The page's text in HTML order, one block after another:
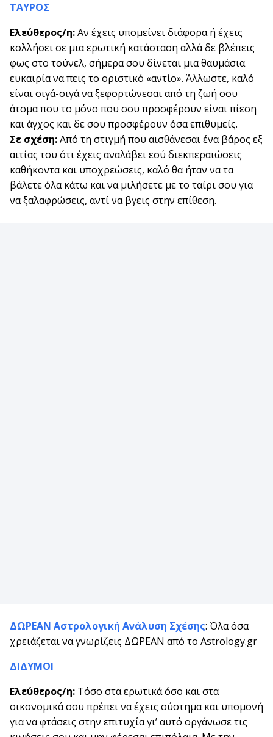
ΤΑΥΡΟΣ
Ελεύθερος/η:Αν έχεις υπομείνει διάφορα ή έχεις
κολλήσει σε μια ερωτική κατάσταση αλλά δε βλέπεις
φως στο τούνελ, σήμερα σου δίνεται μια θαυμάσια
ευκαιρία να πεις το οριστικό «αντίο». Άλλωστε, καλό
είναι σιγά-σιγά να ξεφορτώνεσαι από τη ζωή σου
άτομα που το μόνο που σου προσφέρουν είναι πίεση
και άγχος και δε σου προσφέρουν όσα επιθυμείς.
Σε σχέση:Από τη στιγμή που αισθάνεσαι ένα βάρος εξ
αιτίας του ότι έχεις αναλάβει εσύ διεκπεραιώσεις
καθήκοντα και υποχρεώσεις, καλό θα ήταν να τα
βάλετε όλα κάτω και να μιλήσετε με το ταίρι σου για
να ξαλαφρώσεις, αντί να βγεις στην επίθεση.
ΔΩΡΕΑΝ Αστρολογική Ανάλυση Σχέσης: Όλα όσα
χρειάζεται να γνωρίζεις ΔΩΡΕΑΝ από το Astrology.gr
ΔΙΔΥΜΟΙ
Ελεύθερος/η: Τόσο στα ερωτικά όσο και στα
οικονομικά σου πρέπει να έχεις σύστημα και υπομονή
για να φτάσεις στην επιτυχία γι’ αυτό οργάνωσε τις